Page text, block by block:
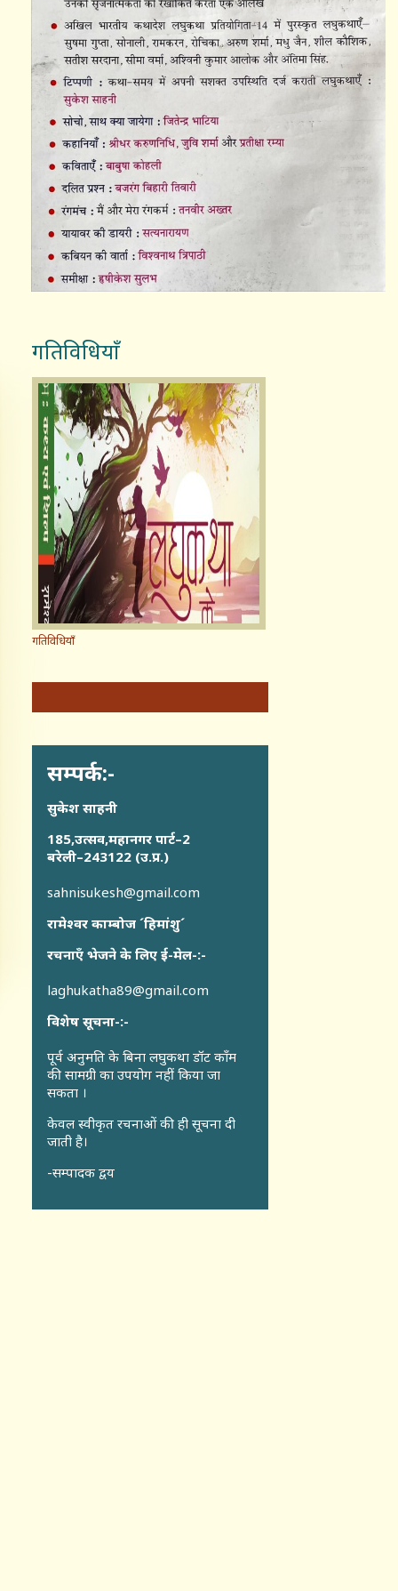
गतिविधियाँ
गतिविधियाँ
सम्पर्क:-
सुकेश साहनी
185,उत्सव,महानगर पार्ट–2
बरेली–243122 (उ.प्र.)
sahnisukesh@gmail.com
रामेश्वर काम्बोज ´हिमांशु´
रचनाएँ भेजने के लिए ई-मेल-:-
laghukatha89@gmail.com
विशेष सूचना-:-
पूर्व अनुमति के बिना लघुकथा डॉट कॉंम
की सामग्री का उपयोग नहीं किया जा
सकता ।
केवल स्वीकृत रचनाओं की ही सूचना दी
जाती है।
-सम्पादक द्वय